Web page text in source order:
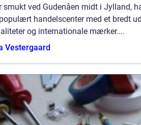
smukt ved Gudenåen midt i Jylland,
handelscenter med et bredt
og internationale mærker....
Vestergaard